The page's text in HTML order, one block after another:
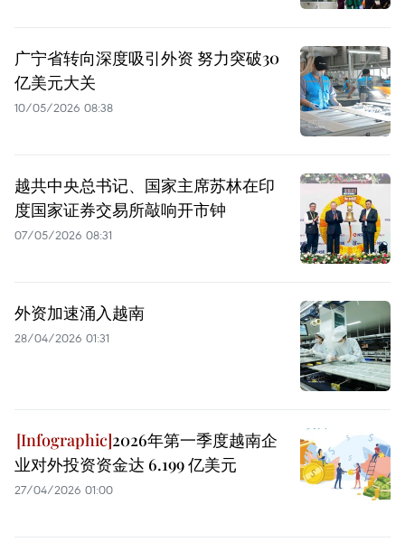
广宁省转向深度吸引外资 努力突破30
亿美元大关
10/05/2026 08:38
越共中央总书记、国家主席苏林在印
度国家证券交易所敲响开市钟
07/05/2026 08:31
外资加速涌入越南
28/04/2026 01:31
2026年第一季度越南企
业对外投资资金达 6.199 亿美元
27/04/2026 01:00